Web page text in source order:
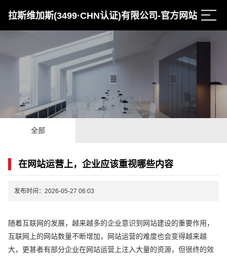
拉斯维加斯(3499·CHN认证)有限公司-官方网站
全部
在网站运营上，企业应该重视哪些内容
发布时间：2026-05-27 06:03
随着互联网的发展，越来越多的企业意识到网站建设的重要作用，
互联网上的网站数量不断增加，网站运营的难度也会变得越来越
大，更甚者有部分企业在网站运营上注入大量的资源，但很终的效